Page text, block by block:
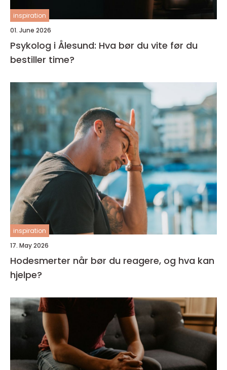
inspiration
01. June 2026
Psykolog i Ålesund: Hva bør du vite før du
bestiller time?
inspiration
17. May 2026
Hodesmerter når bør du reagere, og hva kan
hjelpe?